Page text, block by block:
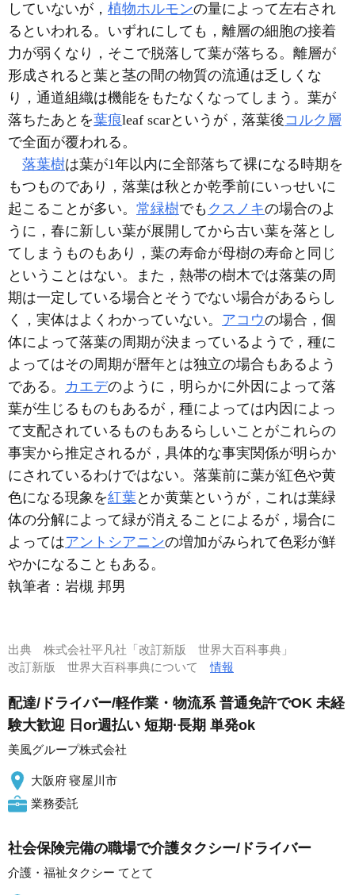
していないが， 植物ホルモンの量によって左右され
るといわれる。いずれにしても，離層の細胞の接着
力が弱くなり，そこで脱落して葉が落ちる。離層が
形成されると葉と茎の間の物質の流通は乏しくな
り，通道組織は機能をもたなくなってしまう。葉が
落ちたあとを葉痕leaf scarというが，落葉後コルク層
で全面が覆われる。
落葉樹は葉が1年以内に全部落ちて裸になる時期を
もつものであり，落葉は秋とか乾季前にいっせいに
起こることが多い。 常緑樹でも クスノキの場合のよ
うに，春に新しい葉が展開してから古い葉を落とし
てしまうものもあり，葉の寿命が母樹の寿命と同じ
ということはない。また，熱帯の樹木では落葉の周
期は一定している場合とそうでない場合があるらし
く，実体はよくわかっていない。 アコウの場合，個
体によって落葉の周期が決まっているようで，種に
よってはその周期が暦年とは独立の場合もあるよう
である。 カエデのように，明らかに外因によって落
葉が生じるものもあるが，種によっては内因によっ
て支配されているものもあるらしいことがこれらの
事実から推定されるが，具体的な事実関係が明らか
にされているわけではない。落葉前に葉が紅色や黄
色になる現象を紅葉とか黄葉というが，これは葉緑
体の分解によって緑が消えることによるが，場合に
よってはアントシアニンの増加がみられて色彩が鮮
やかになることもある。
執筆者： 岩槻 邦男
出典 株式会社平凡社「改訂新版 世界大百科事典」
改訂新版 世界大百科事典について情報
配達/ドライバー/軽作業・物流系 普通免許でOK 未経
験大歓迎 日or週払い 短期·長期 単発ok
美風グループ株式会社
大阪府 寝屋川市
業務委託
社会保険完備の職場で介護タクシー/ドライバー
介護・福祉タクシー てとて